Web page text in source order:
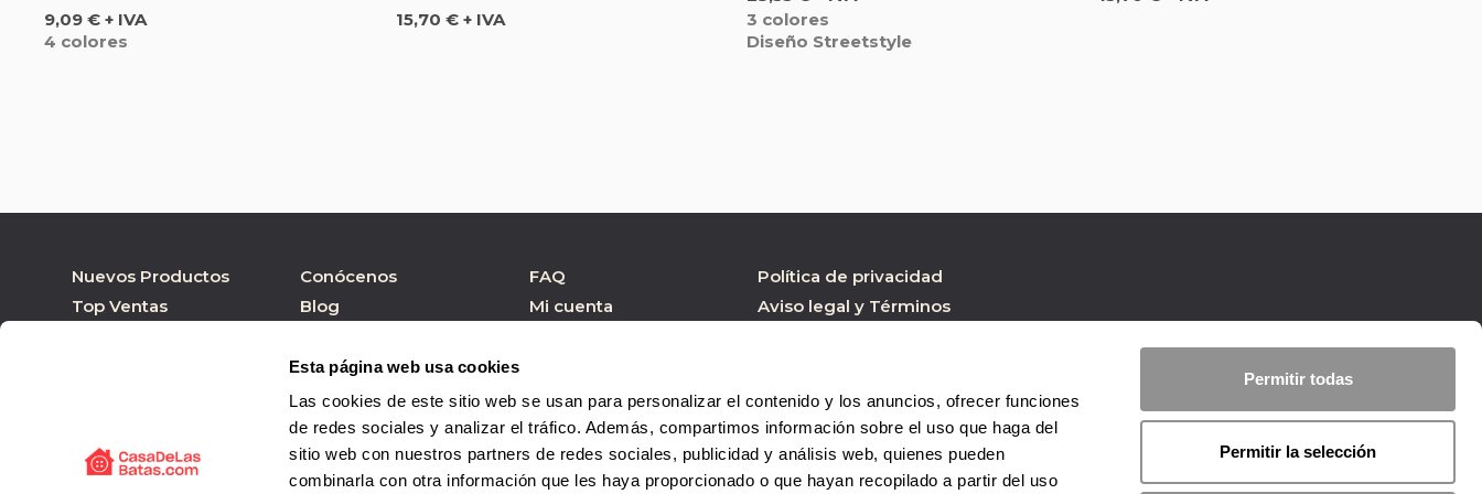
Esta página web usa cookies
Las cookies de este sitio web se usan para personalizar el contenido y los anuncios, ofrecer funciones
de redes sociales y analizar el tráfico. Además, compartimos información sobre el uso que haga del
sitio web con nuestros partners de redes sociales, publicidad y análisis web, quienes pueden
combinarla con otra información que les haya proporcionado o que hayan recopilado a partir del uso
Permitir todas
Permitir la selección
Precio
9,09 € + IVA
4 colores
Precio
15,70 € + IVA
3 colores
Diseño Streetstyle
Nuevos Productos
Top Ventas
Conócenos
Blog
Tienda física
FAQ
Mi cuenta
Política de privacidad
Aviso legal y Términos
Condiciones de